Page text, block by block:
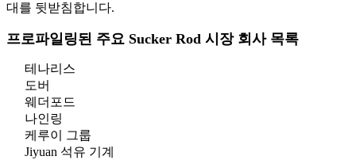
대를 뒷받침합니다.
프로파일링된 주요 Sucker Rod 시장 회사 목록
테나리스
도버
웨더포드
나인링
케루이 그룹
Jiyuan 석유 기계